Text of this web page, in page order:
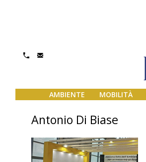
AMBIENTE MOBILITÀ
Antonio Di Biase